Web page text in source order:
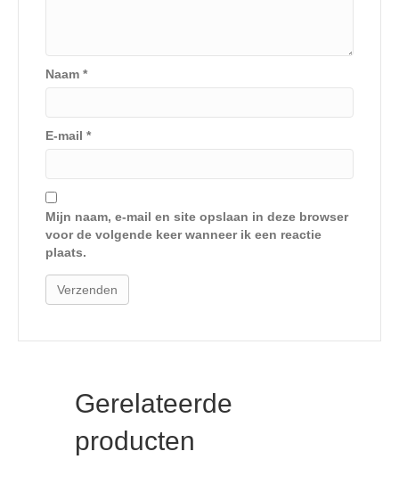
Naam *
E-mail *
Mijn naam, e-mail en site opslaan in deze browser
voor de volgende keer wanneer ik een reactie
plaats.
Gerelateerde
producten